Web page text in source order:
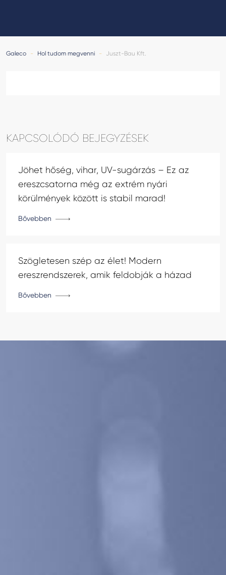
Galeco - Hol tudom megvenni - Juszt-Bau Kft.
KAPCSOLÓDÓ BEJEGYZÉSEK
Jöhet hőség, vihar, UV-sugárzás – Ez az
ereszcsatorna még az extrém nyári
körülmények között is stabil marad!
Bővebben
Szögletesen szép az élet! Modern
ereszrendszerek, amik feldobják a házad
Bővebben